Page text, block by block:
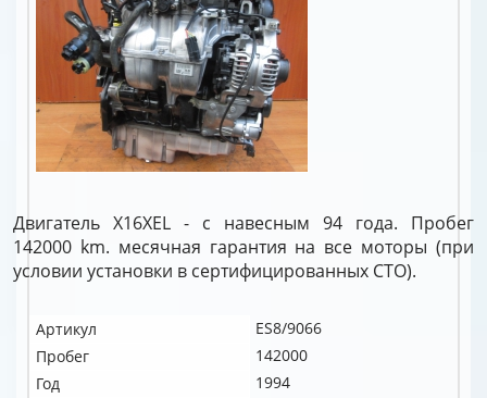
Двигатель X16XEL - с навесным 94 года. Пробег
142000 km. месячная гарантия на все моторы (при
условии установки в сертифицированных СТО).
Артикул
ES8/9066
Пробег
142000
Год
1994